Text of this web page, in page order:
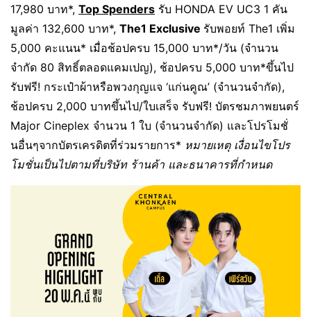
17,980 บาท*, Top Spenders รับ HONDA EV UC3 1 คัน
มูลค่า 132,600 บาท*, The1 Exclusive รับพอยท์ The1 เพิ่ม
5,000 คะแนน* เมื่อช้อปครบ 15,000 บาท*/วัน (จำนวน
จำกัด 80 สิทธิ์ตลอดแคมเปญ), ช้อปครบ 5,000 บาท*ขึ้นไป
รับฟรี! กระเป๋าผ้าหรือพวงกุญแจ ‘แก่นคูณ’ (จำนวนจำกัด),
ช้อปครบ 2,000 บาทขึ้นไป/ใบเสร็จ รับฟรี! บัตรชมภาพยนตร์
Major Cineplex จำนวน 1 ใบ (จำนวนจำกัด) และโปรโมชั่
นอื่นๆจากบัตรเครดิตที่ร่วมรายการ* หมายเหตุ เงื่อนไขโปร
โมชั่นเป็นไปตามที่บริษัท ร้านค้า และธนาคารที่กำหนด